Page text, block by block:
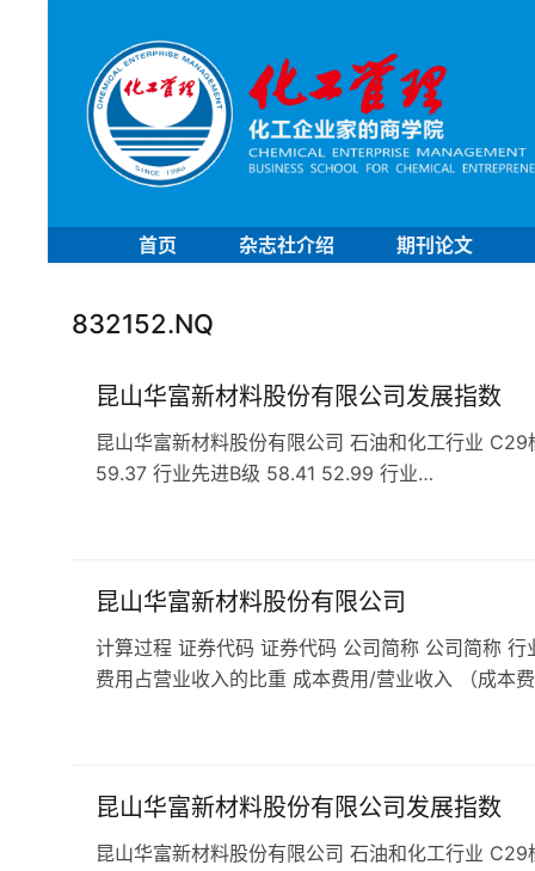
首页 杂志社介绍 期刊论文
832152.NQ
昆山华富新材料股份有限公司发展指数
昆山华富新材料股份有限公司 石油和化工行业
59.37 行业先进B级 58.41 52.99 行业…
昆山华富新材料股份有限公司
计算过程 证券代码 证券代码 公司简称 公司简称
费用占营业收入的比重 成本费用/营业收入 （成本
昆山华富新材料股份有限公司发展指数
昆山华富新材料股份有限公司 石油和化工行业